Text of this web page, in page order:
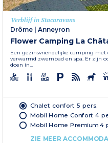
Verblijf in Stacaravans
Drôme
Anneyron
Flower Camping La
Een gezinsvriendelijke camping
verwarmd zwembad en spa. Er zijn
doen in...
Chalet confort 5 pers.
Mobil Home Confort 4
Mobil Home Premium 4
ZIE MEER